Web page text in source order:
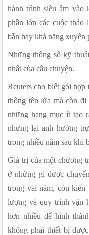
hành trình siêu âm
phần lớn các cuộc thảo
bắn hay khả năng xuyên
Những thông số kỹ
nhất của câu chuyện.
Reuters cho biết gói hợp
thống tên lửa mà còn
những hạng mục ít tạo
nhưng lại ảnh hưởng
trong nhiều năm sau khi
Giá trị của một chương
ở những gì được
trong vài năm, còn
lượng và quy trình vận
hơn nhiều để hình
không phải thiết bị